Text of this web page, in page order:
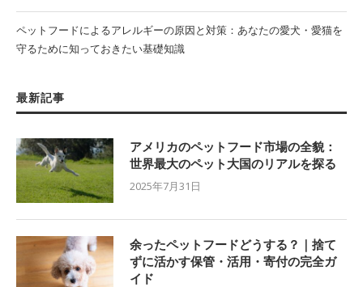
ペットフードによるアレルギーの原因と対策：あなたの愛犬・愛猫を
守るために知っておきたい基礎知識
最新記事
アメリカのペットフード市場の全貌：
世界最大のペット大国のリアルを探る
2025年7月31日
余ったペットフードどうする？｜捨て
ずに活かす保管・活用・寄付の完全ガ
イド